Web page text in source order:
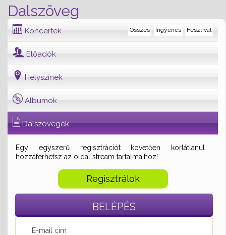
Dalszöveg
Koncertek Fesztivál
Ingyenes
Összes
Előadók
Helyszínek
Albumok
Dalszövegek
Egy egyszerű regisztrációt követően korlátlanul
hozzáférhetsz az oldal stream tartalmaihoz!
Regisztrálok
BELÉPÉS
E-mail cím